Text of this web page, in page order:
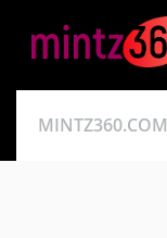
content
MINTZ360.COM